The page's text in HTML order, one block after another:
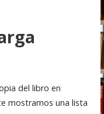
del libro en
mostramos una lista